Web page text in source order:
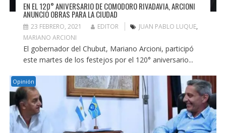
EN EL 120° ANIVERSARIO DE COMODORO RIVADAVIA, ARCIONI
ANUNCIÓ OBRAS PARA LA CIUDAD
23 FEBRERO, 2021 EDITOR JUAN PABLO LUQUE,
MARIANO ARCIONI
El gobernador del Chubut, Mariano Arcioni, participó
este martes de los festejos por el 120° aniversario...
Opinión